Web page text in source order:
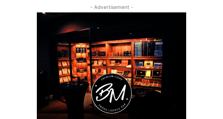
- Advertisement -